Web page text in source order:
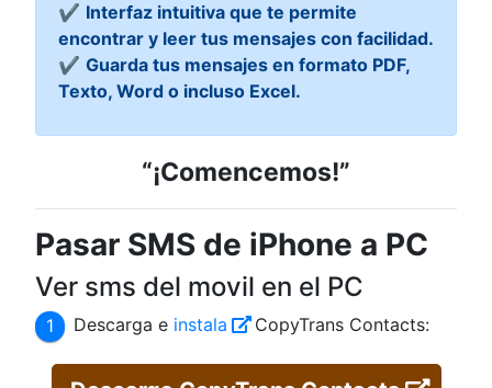
✔ Interfaz intuitiva que te permite
encontrar y leer tus mensajes con facilidad.
✔ Guarda tus mensajes en formato PDF,
Texto, Word o incluso Excel.
“¡Comencemos!”
Pasar SMS de iPhone a PC
Ver sms del movil en el PC
Descarga e instala CopyTrans Contacts: